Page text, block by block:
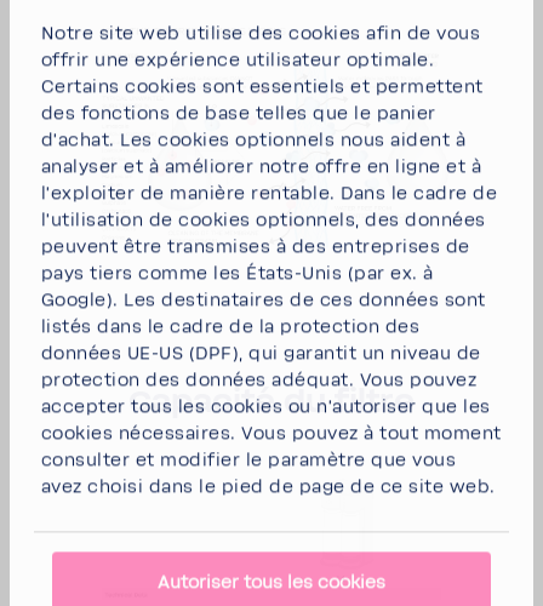
Notre site web utilise des cookies afin de vous
offrir une expérience utilisateur optimale.
Certains cookies sont essentiels et permettent
des fonctions de base telles que le panier
d'achat. Les cookies optionnels nous aident à
analyser et à améliorer notre offre en ligne et à
l'exploiter de manière rentable. Dans le cadre de
l'utilisation de cookies optionnels, des données
peuvent être transmises à des entreprises de
pays tiers comme les États-Unis (par ex. à
Google). Les destinataires de ces données sont
listés dans le cadre de la protection des
données UE-US (DPF), qui garantit un niveau de
protection des données adéquat. Vous pouvez
accepter tous les cookies ou n'autoriser que les
cookies nécessaires. Vous pouvez à tout moment
consulter et modifier le paramètre que vous
avez choisi dans le pied de page de ce site web.
Autoriser tous les cookies
Capa­cité du filtre